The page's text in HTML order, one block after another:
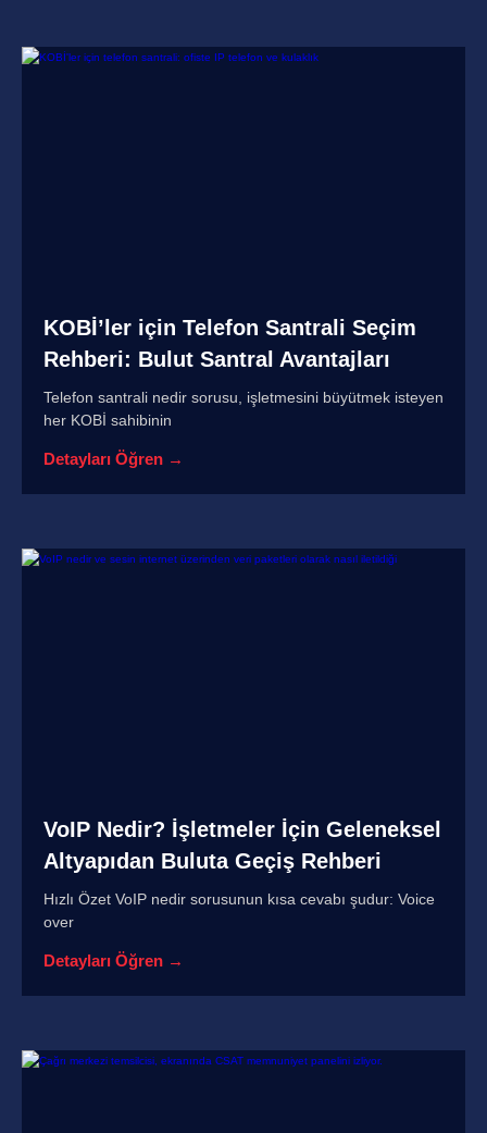
KOBİ’ler için Telefon Santrali Seçim
Rehberi: Bulut Santral Avantajları
Telefon santrali nedir sorusu, işletmesini büyütmek isteyen
her KOBİ sahibinin
Detayları Öğren →
VoIP Nedir? İşletmeler İçin Geleneksel
Altyapıdan Buluta Geçiş Rehberi
Hızlı Özet VoIP nedir sorusunun kısa cevabı şudur: Voice
over
Detayları Öğren →